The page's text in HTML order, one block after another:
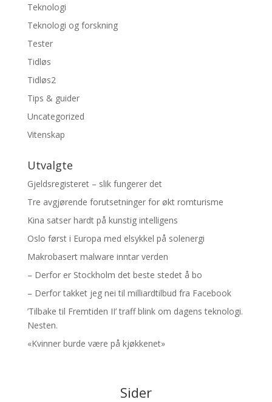
Teknologi
Teknologi og forskning
Tester
Tidløs
Tidløs2
Tips & guider
Uncategorized
Vitenskap
Utvalgte
Gjeldsregisteret – slik fungerer det
Tre avgjørende forutsetninger for økt romturisme
Kina satser hardt på kunstig intelligens
Oslo først i Europa med elsykkel på solenergi
Makrobasert malware inntar verden
– Derfor er Stockholm det beste stedet å bo
– Derfor takket jeg nei til milliardtilbud fra Facebook
’Tilbake til Fremtiden II’ traff blink om dagens teknologi.
Nesten.
«Kvinner burde være på kjøkkenet»
Sider